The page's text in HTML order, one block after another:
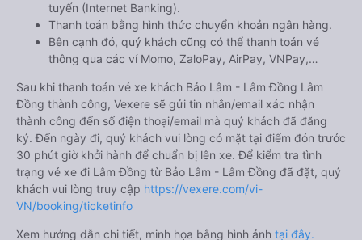
tuyến (Internet Banking).
Thanh toán bằng hình thức chuyển khoản ngân hàng.
Bên cạnh đó, quý khách cũng có thể thanh toán vé
thông qua các ví Momo, ZaloPay, AirPay, VNPay,…
Sau khi thanh toán vé xe khách Bảo Lâm - Lâm Đồng Lâm
Đồng thành công, Vexere sẽ gửi tin nhắn/email xác nhận
thành công đến số điện thoại/email mà quý khách đã đăng
ký. Đến ngày đi, quý khách vui lòng có mặt tại điểm đón trước
30 phút giờ khởi hành để chuẩn bị lên xe. Để kiểm tra tình
trạng vé xe đi Lâm Đồng từ Bảo Lâm - Lâm Đồng đã đặt, quý
khách vui lòng truy cập https://vexere.com/vi-
VN/booking/ticketinfo
Xem hướng dẫn chi tiết, minh họa bằng hình ảnh tại đây.